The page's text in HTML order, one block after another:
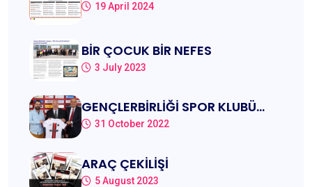
19 April 2024
BİR ÇOCUK BİR NEFES
3 July 2023
GENÇLERBİRLİĞİ SPOR KLUBÜ
SPONSORU KUTUP ŞİRKETLER
31 October 2022
ARAÇ ÇEKİLİŞİ
5 August 2023